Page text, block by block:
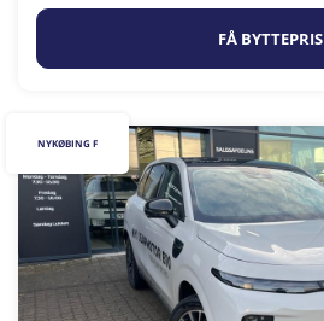
FÅ BYTTEPRIS
NYKØBING F